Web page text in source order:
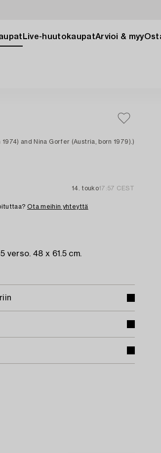
Live-huutokaupatArvioi & myy
1974) and Nina Gorfer (Austria, born 1979).)
14. touko17:57 CEST
Ota meihin yhteyttä
verso. 48 x 61.5 cm.